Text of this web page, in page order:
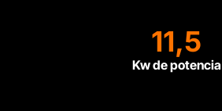
11,5
Kw de potencia